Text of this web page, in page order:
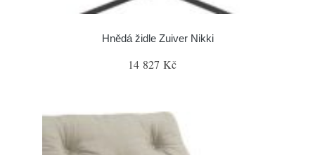
Hnědá židle Zuiver Nikki
14 827 Kč